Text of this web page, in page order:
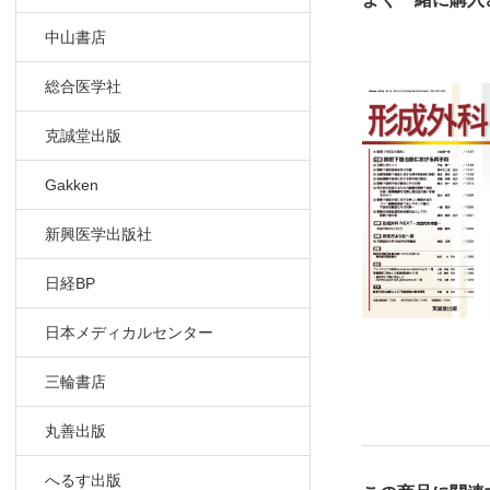
中山書店
総合医学社
克誠堂出版
Gakken
新興医学出版社
日経BP
日本メディカルセンター
三輪書店
丸善出版
へるす出版